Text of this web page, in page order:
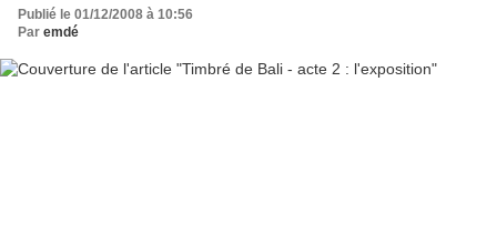
Publié le 01/12/2008 à 10:56
Par emdé